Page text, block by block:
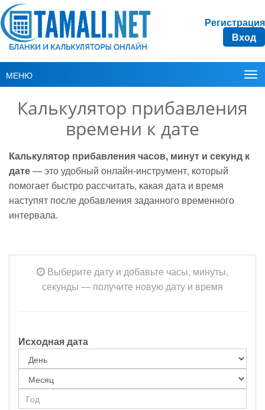
Регистрация
Вход
МЕНЮ
Калькулятор прибавления
времени к дате
Калькулятор прибавления часов, минут и секунд к
дате— это удобный онлайн-инструмент, который
помогает быстро рассчитать, какая дата и время
наступят после добавления заданного временного
интервала.
Выберите дату и добавьте часы, минуты,
секунды — получите новую дату и время
Исходная дата